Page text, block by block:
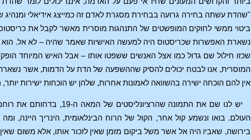
"שהדת עשתה בחירה גרועה בבחירת מסגרת לאדם זה כמייצג אידיאלי ומנהיג
ביטוי ממשי לחוקים המופשטים של התנהגות מוסרית מאשר לקבל את
נשארת האפשרות שכריסטוס היה למעשה האישיות שאמר שהיה – לא אל. הוא
שכזו חילול שם גדול כמו אצל האנשים ששפטו אותו – אבל האיש המיוחד
המוסרית, אנו לבטח יכולים להסיק שההשפעה של הדת על הדמות, אשר נשארה
אין להם הוכחה ישירה בהשוואה לאמונות אחרות, שלהן יש הוכחות ישירות
יש לנו שם את התמונה
העולם. בואו ונשמע קול אחר, הקול של הרוח הבינלאומית, הינריך היינה,
בירושה, שאביו היה אל אשר משל ביקום מזמן שאין לזכור אותו, אלא משום